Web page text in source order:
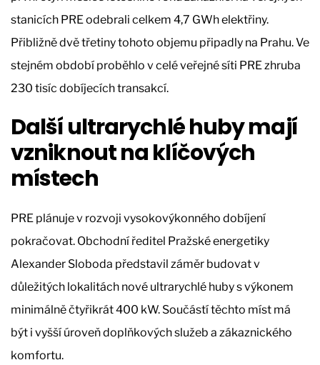
stanicích PRE odebrali celkem 4,7 GWh elektřiny.
Přibližně dvě třetiny tohoto objemu připadly na Prahu. Ve
stejném období proběhlo v celé veřejné síti PRE zhruba
230 tisíc dobíjecích transakcí.
Další ultrarychlé huby mají
vzniknout na klíčových
místech
PRE plánuje v rozvoji vysokovýkonného dobíjení
pokračovat. Obchodní ředitel Pražské energetiky
Alexander Sloboda představil záměr budovat v
důležitých lokalitách nové ultrarychlé huby s výkonem
minimálně čtyřikrát 400 kW. Součástí těchto míst má
být i vyšší úroveň doplňkových služeb a zákaznického
komfortu.